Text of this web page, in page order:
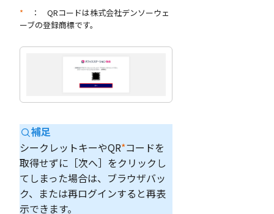
* ： QRコードは株式会社デンソーウェ
ーブの登録商標です。
補足
シークレットキーやQR*コードを
取得せずに［次へ］をクリックし
てしまった場合は、ブラウザバッ
ク、または再ログインすると再表
示できます。